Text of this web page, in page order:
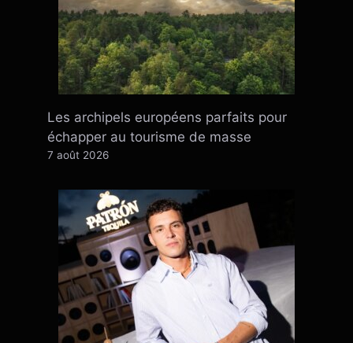
Les archipels européens parfaits pour
échapper au tourisme de masse
7 août 2026